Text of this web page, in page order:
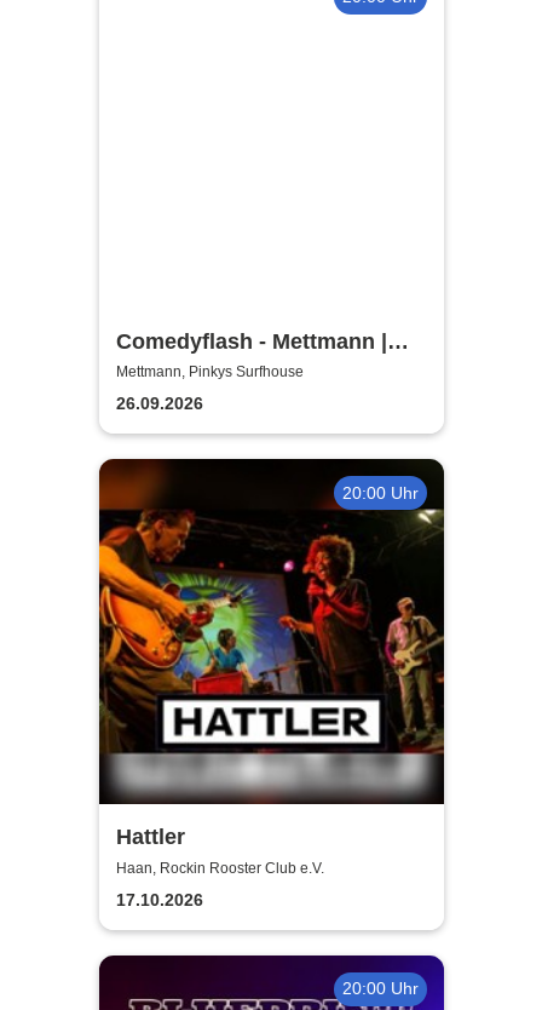
Comedyflash - Mettmann |
Pinkys Surfhouse
Mettmann, Pinkys Surfhouse
26.09.2026
20:00 Uhr
Hattler
Haan, Rockin Rooster Club e.V.
17.10.2026
20:00 Uhr